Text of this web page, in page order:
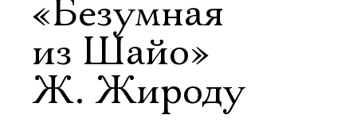
«Безумная
из Шайо»
Ж. Жироду